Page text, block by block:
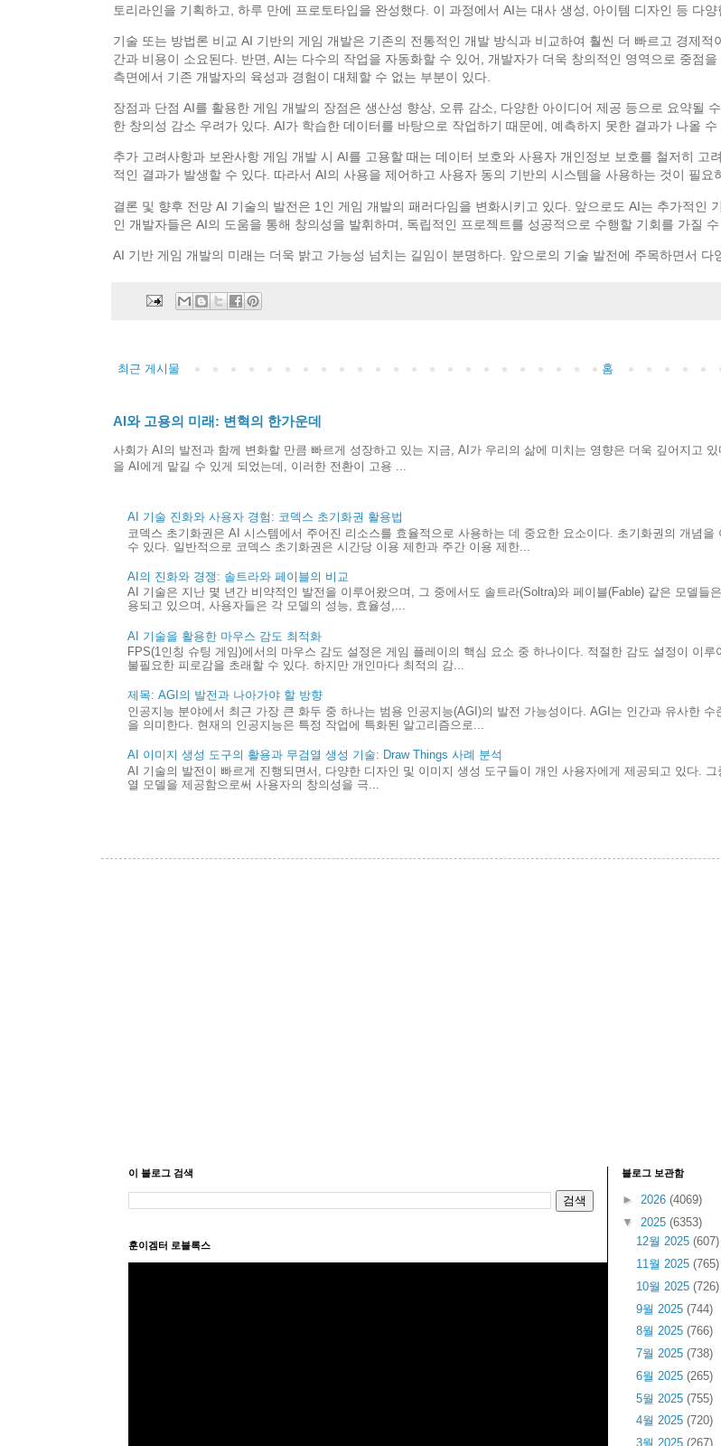
토리라인을 기획하고, 하루 만에 프로토타입을 완성했다. 이 과정에서 AI는 대사 생성, 아이템 디자인 등 다양
기술 또는 방법론 비교 AI 기반의 게임 개발은 기존의 전통적인 개발 방식과 비교하여 훨씬 더 빠르고 경제
간과 비용이 소요된다. 반면, AI는 다수의 작업을 자동화할 수 있어, 개발자가 더욱 창의적인 영역으로 중점
측면에서 기존 개발자의 육성과 경험이 대체할 수 없는 부분이 있다.
장점과 단점 AI를 활용한 게임 개발의 장점은 생산성 향상, 오류 감소, 다양한 아이디어 제공 등으로 요약될
한 창의성 감소 우려가 있다. AI가 학습한 데이터를 바탕으로 작업하기 때문에, 예측하지 못한 결과가 나올 수
추가 고려사항과 보완사항 게임 개발 시 AI를 고용할 때는 데이터 보호와 사용자 개인정보 보호를 철저히
적인 결과가 발생할 수 있다. 따라서 AI의 사용을 제어하고 사용자 동의 기반의 시스템을 사용하는 것이 필요
결론 및 향후 전망 AI 기술의 발전은 1인 게임 개발의 패러다임을 변화시키고 있다. 앞으로도 AI는 추가적인
인 개발자들은 AI의 도움을 통해 창의성을 발휘하며, 독립적인 프로젝트를 성공적으로 수행할 기회를 가질 수
AI 기반 게임 개발의 미래는 더욱 밝고 가능성 넘치는 길임이 분명하다. 앞으로의 기술 발전에 주목하면서
최근 게시물 홈
AI와 고용의 미래: 변혁의 한가운데
사회가 AI의 발전과 함께 변화할 만큼 빠르게 성장하고 있는 지금, AI가 우리의 삶에 미치는 영향은 더욱 깊어지고
을 AI에게 맡길 수 있게 되었는데, 이러한 전환이 고용 ...
AI 기술 진화와 사용자 경험: 코덱스 초기화권 활용법
코덱스 초기화권은 AI 시스템에서 주어진 리소스를 효율적으로 사용하는 데 중요한 요소이다. 초기화권의 개념
수 있다. 일반적으로 코덱스 초기화권은 시간당 이용 제한과 주간 이용 제한...
AI의 진화와 경쟁: 솔트라와 페이블의 비교
AI 기술은 지난 몇 년간 비약적인 발전을 이루어왔으며, 그 중에서도 솔트라(Soltra)와 페이블(Fable) 같은 모델
용되고 있으며, 사용자들은 각 모델의 성능, 효율성,...
AI 기술을 활용한 마우스 감도 최적화
FPS(1인칭 슈팅 게임)에서의 마우스 감도 설정은 게임 플레이의 핵심 요소 중 하나이다. 적절한 감도 설정이 이
불필요한 피로감을 초래할 수 있다. 하지만 개인마다 최적의 감...
제목: AGI의 발전과 나아가야 할 방향
인공지능 분야에서 최근 가장 큰 화두 중 하나는 범용 인공지능(AGI)의 발전 가능성이다. AGI는 인간과 유사한
을 의미한다. 현재의 인공지능은 특정 작업에 특화된 알고리즘으로...
AI 이미지 생성 도구의 활용과 무검열 생성 기술: Draw Things 사례 분석
AI 기술의 발전이 빠르게 진행되면서, 다양한 디자인 및 이미지 생성 도구들이 개인 사용자에게 제공되고 있다.
열 모델을 제공함으로써 사용자의 창의성을 극...
이 블로그 검색
훈이겜터 로블록스
블로그 보관함
► 2026 (4069)
▼ 2025 (6353)
12월 2025 (607)
11월 2025 (765)
10월 2025 (726)
9월 2025 (744)
8월 2025 (766)
7월 2025 (738)
6월 2025 (265)
5월 2025 (755)
4월 2025 (720)
3월 2025 (267)